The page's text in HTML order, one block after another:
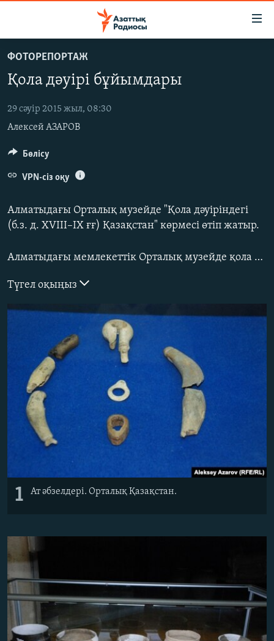
main
Skip
to
Navigation
Skip
САЯСАТ
AZATTYQTV
ҚАҢТАР ОҚИҒАСЫ
АДАМ ҚҰҚЫҚТАРЫ
ӘЛЕУМЕТ
АРНАЙЫ ЖОБАЛАР
Русский
ЖАЗЫЛЫҢЫЗ
Басқа тілдерде
ФОТОРЕПОРТАЖ
Қола дәуірі бұйымдары
29 сәуір 2015 жыл, 08:30
Алексей АЗАРОВ
Алматыдағы Орталық музейде "Қола дәуіріндегі
(б.з. д. XVIII–IX ғғ) Қазақстан" көрмесі өтіп жатыр.
Алматыдағы мемлекеттік Орталық музейде қола дәуіріне қатысты екі мыңнан астам жәдігер жинақталған. Оның бір бөлігі 28 сәуірде ашылған "Қола дәуіріндегі (б.з. д. XVIII–IX ғғ) Қазақстан" көрмесіне қойылды.
Түгел оқыңыз
1 Ат әбзелдері. Орталық Қазақстан.
Бөлісу
VPN-сіз оқу